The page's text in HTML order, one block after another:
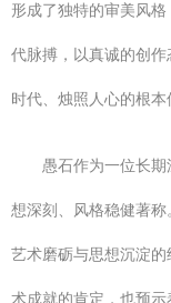
形成了独特的审美风
代脉搏，以真诚的创
时代、烛照人心的根本
愚石作为一位长
想深刻、风格稳健著称
艺术磨砺与思想沉淀
术成就的肯定，也预